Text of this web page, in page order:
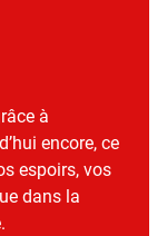
à
encore, ce
espoirs, vos
dans la